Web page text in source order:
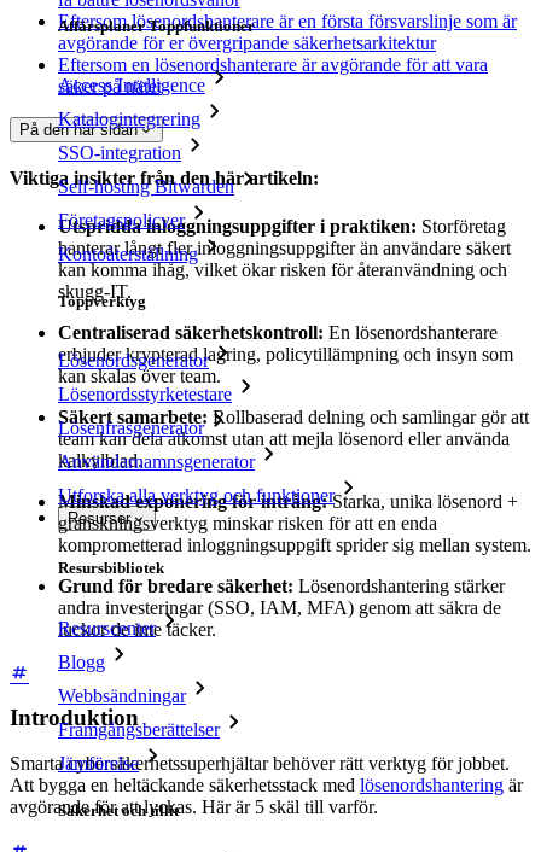
Affärsplaner Toppfunktioner
Access Intelligence
Katalogintegrering
SSO-integration
Self-hosting Bitwarden
Företagspolicyer
Kontoåterställning
Toppverktyg
Lösenordsgenerator
Lösenordsstyrketestare
Lösenfrasgenerator
Användarnamnsgenerator
Utforska alla verktyg och funktioner
Resurser
Resursbibliotek
Resurscenter
Blogg
Webbsändningar
Framgångsberättelser
Jämförelse
Säkerhet och tillit
Eftersom lösenordshanterare är en första försvarslinje som är
avgörande för er övergripande säkerhetsarkitektur
Eftersom en lösenordshanterare är avgörande för att vara
säker på nätet
På den här sidan
Viktiga insikter från den här artikeln:
Utspridda inloggningsuppgifter i praktiken: Storföretag
hanterar långt fler inloggningsuppgifter än användare säkert
kan komma ihåg, vilket ökar risken för återanvändning och
skugg-IT.
Centraliserad säkerhetskontroll: En lösenordshanterare
erbjuder krypterad lagring, policytillämpning och insyn som
kan skalas över team.
Säkert samarbete: Rollbaserad delning och samlingar gör att
team kan dela åtkomst utan att mejla lösenord eller använda
kalkylblad.
Minskad exponering för intrång:Starka, unika lösenord +
granskningsverktyg minskar risken för att en enda
komprometterad inloggningsuppgift sprider sig mellan system.
Grund för bredare säkerhet: Lösenordshantering stärker
andra investeringar (SSO, IAM, MFA) genom att säkra de
luckor de inte täcker.
Introduktion
Smarta cybersäkerhetssuperhjältar behöver rätt verktyg för jobbet.
Att bygga en heltäckande säkerhetsstack med lösenordshantering är
avgörande för att lyckas. Här är 5 skäl till varför.